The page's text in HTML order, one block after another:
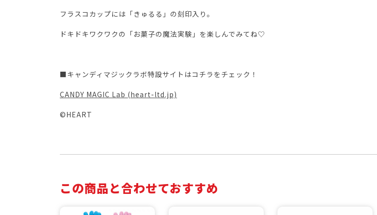
フラスコカップには「きゅるる」の刻印入り。
ドキドキワクワクの「お菓子の魔法実験」を楽しんでみてね♡
■キャンディマジックラボ特設サイトはコチラをチェック！
CANDY MAGIC Lab (heart-ltd.jp)
©HEART
この商品と合わせておすすめ